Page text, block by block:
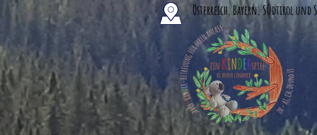
Österreich, Bayern, Südtirol und